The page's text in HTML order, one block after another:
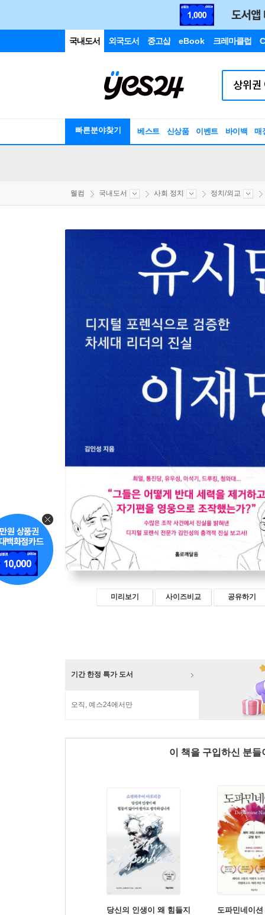
국내도서 외국도서 중고샵 eBook 크레마클럽
빠른분야찾기 베스트 신상품 이벤트 바이백 매
웰컴 국내도서 사회 정치 정치/외교
미리보기 사이즈비교 공유하기
기간 한정 특가 도서
오직, 예스24에서만
이 책을 구입하신 분
당신의 인생이 왜 힘들지
도파민네이션